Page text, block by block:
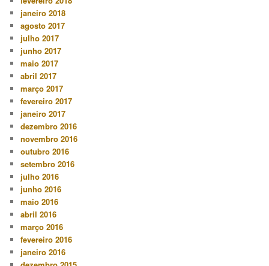
janeiro 2018
agosto 2017
julho 2017
junho 2017
maio 2017
abril 2017
março 2017
fevereiro 2017
janeiro 2017
dezembro 2016
novembro 2016
outubro 2016
setembro 2016
julho 2016
junho 2016
maio 2016
abril 2016
março 2016
fevereiro 2016
janeiro 2016